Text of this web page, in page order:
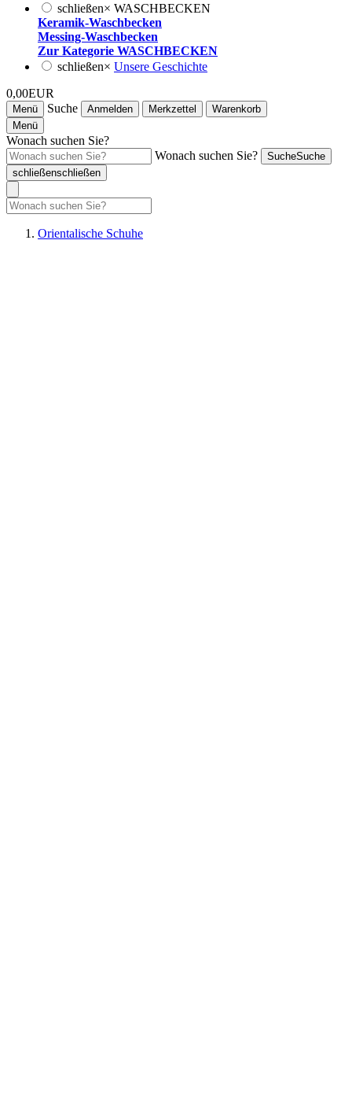
schließen× WASCHBECKEN
Keramik-Waschbecken
Messing-Waschbecken
Zur Kategorie WASCHBECKEN
schließen× Unsere Geschichte
0,00EUR
Menü Suche Anmelden Merkzettel
Warenkorb
Menü
Wonach suchen Sie?
Wonach suchen Sie?
SucheSuche
schließenschließen
Orientalische Schuhe